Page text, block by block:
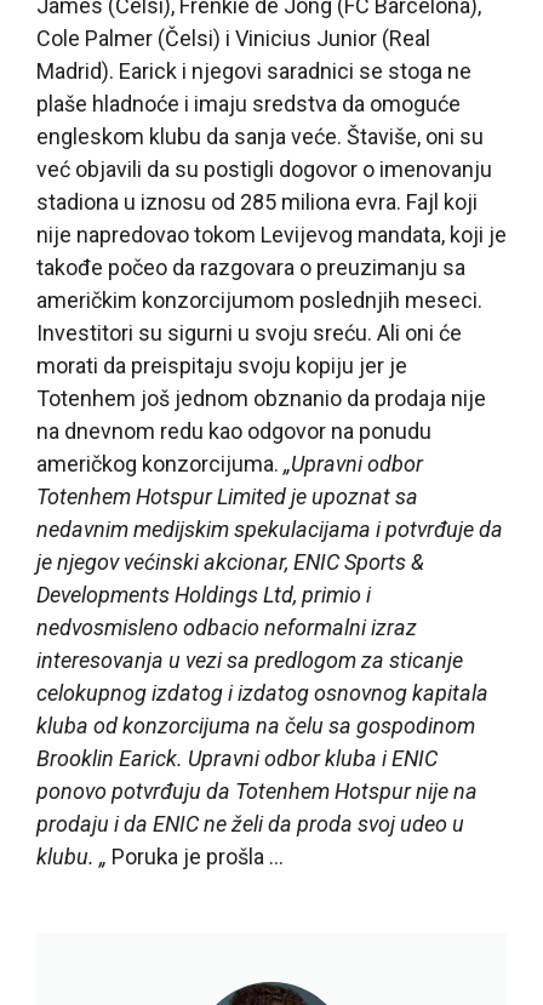
Cole Palmer (Čelsi) i Vinicius Junior (Real
Madrid). Earick i njegovi saradnici se stoga ne
plaše hladnoće i imaju sredstva da omoguće
engleskom klubu da sanja veće. Štaviše, oni su
već objavili da su postigli dogovor o imenovanju
stadiona u iznosu od 285 miliona evra. Fajl koji
nije napredovao tokom Levijevog mandata, koji je
takođe počeo da razgovara o preuzimanju sa
američkim konzorcijumom poslednjih meseci.
Investitori su sigurni u svoju sreću. Ali oni će
morati da preispitaju svoju kopiju jer je
Totenhem još jednom obznanio da prodaja nije
na dnevnom redu kao odgovor na ponudu
američkog konzorcijuma. „Upravni odbor
Totenhem Hotspur Limited je upoznat sa
nedavnim medijskim spekulacijama i potvrđuje da
je njegov većinski akcionar, ENIC Sports &
Developments Holdings Ltd, primio i
nedvosmisleno odbacio neformalni izraz
interesovanja u vezi sa predlogom za sticanje
celokupnog izdatog i izdatog osnovnog kapitala
kluba od konzorcijuma na čelu sa gospodinom
Brooklin Earick. Upravni odbor kluba i ENIC
ponovo potvrđuju da Totenhem Hotspur nije na
prodaju i da ENIC ne želi da proda svoj udeo u
klubu. „ Poruka je prošla …